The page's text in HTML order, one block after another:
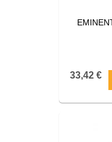
33,42 €